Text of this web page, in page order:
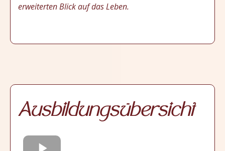
erweiterten Blick auf das Leben.
Ausbildungsübersicht